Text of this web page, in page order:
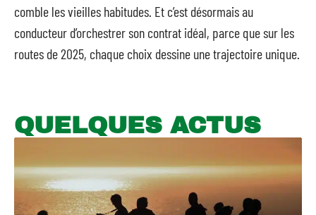
comble les vieilles habitudes. Et c’est désormais au
conducteur d’orchestrer son contrat idéal, parce que sur les
routes de 2025, chaque choix dessine une trajectoire unique.
QUELQUES ACTUS